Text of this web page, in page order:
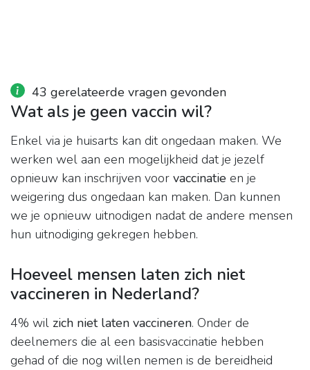
43 gerelateerde vragen gevonden
Wat als je geen vaccin wil?
Enkel via je huisarts kan dit ongedaan maken. We
werken wel aan een mogelijkheid dat je jezelf
opnieuw kan inschrijven voor vaccinatie en je
weigering dus ongedaan kan maken. Dan kunnen
we je opnieuw uitnodigen nadat de andere mensen
hun uitnodiging gekregen hebben.
Hoeveel mensen laten zich niet
vaccineren in Nederland?
4% wil zich niet laten vaccineren. Onder de
deelnemers die al een basisvaccinatie hebben
gehad of die nog willen nemen is de bereidheid